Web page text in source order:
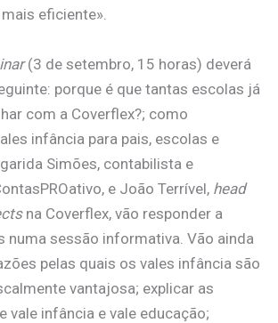
eficiente».
(3 de setembro, 15 horas) deverá
porque é que tantas escolas já
com a Coverflex?; como
infância para pais, escolas e
Simões, contabilista e
e ‍João Terrível, head
na Coverflex, vão responder a
numa sessão informativa. Vão ainda
pelas quais os vales infância são
vantajosa; explicar as
vale infância e vale educação;